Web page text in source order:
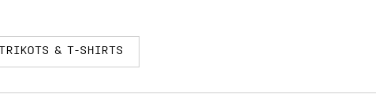
TRIKOTS & T-SHIRTS